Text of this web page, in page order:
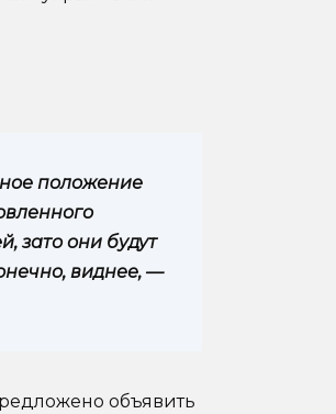
положение
зато они будут
виднее, —
объявить